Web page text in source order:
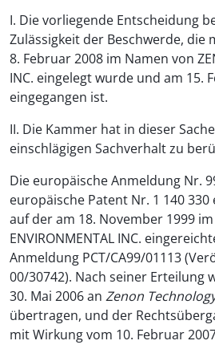
I. Die vorliegende Entscheidung
Zulässigkeit der Beschwerde, die
8. Februar 2008 im Namen von
INC. eingelegt wurde und am 15.
eingegangen ist.
II. Die Kammer hat in dieser
einschlägigen Sachverhalt zu
Die europäische Anmeldung Nr.
europäische Patent Nr. 1 140
auf der am 18. November 1999
ENVIRONMENTAL INC.
Anmeldung PCT/CA99/01113
00/30742). Nach seiner Erteilung
30. Mai 2006 an Zenon
übertragen, und der
mit Wirkung vom 10. Februar